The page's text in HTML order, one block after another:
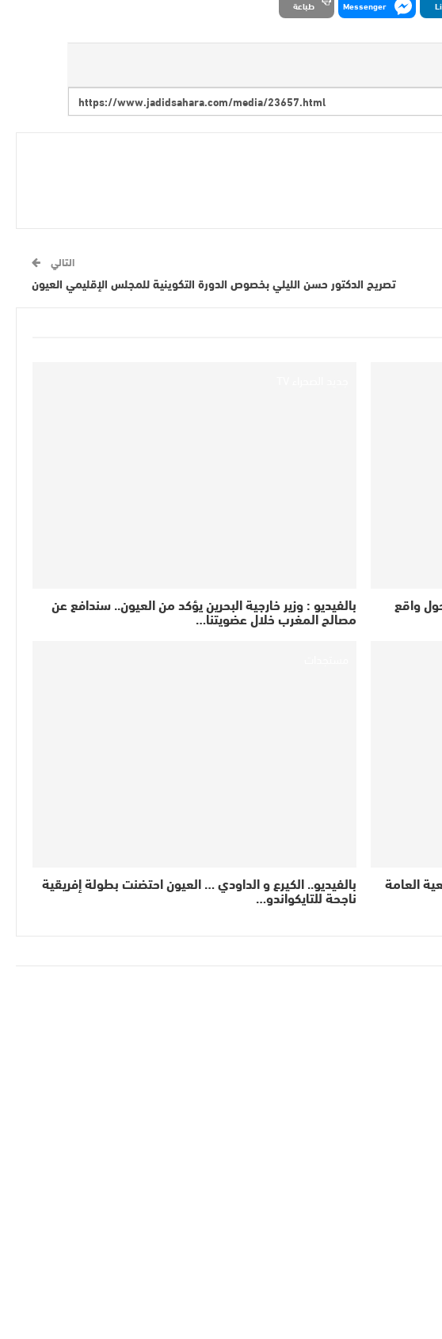
Messenger طباعة
التالي
تصريح الدكتور حسن الليلي بخصوص الدورة التكوينية للمجلس الإقليمي العيون
واقع بالفيديو : وزير خارجية البحرين يؤكد من العيون.. سندافع عن
مصالح المغرب خلال عضويتنا…
العامة بالفيديو.. الكيرع و الداودي … العيون احتضنت بطولة إفريقية
ناجحة للتايكواندو…